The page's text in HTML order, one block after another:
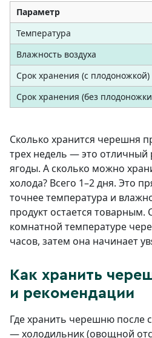
Параметр
Температура
Влажность воздуха
Срок хранения (с плодоножкой)
Срок хранения (без
Сколько хранится черешня
трех недель — это отличный
ягоды. А сколько можно
холода? Всего 1–2 дня. Это
точнее температура и
продукт остается товарным.
комнатной температуре
часов, затем она начинает
Как хранить
и рекомендации
Где хранить черешню после
— холодильник (овощной